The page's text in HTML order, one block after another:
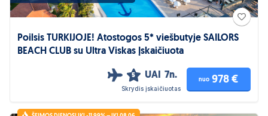
Poilsis TURKIJOJE! Atostogos 5* viešbutyje SAILORS
BEACH CLUB su Ultra Viskas Įskaičiuota
5 UAI 7n.
Skrydis įskaičiuotas
nuo 978 €